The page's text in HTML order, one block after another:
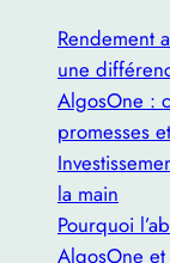
Rendement
une
AlgosOne :
promesses
la main
Pourquoi
AlgosOne